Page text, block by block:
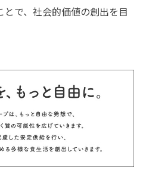
で、社会的価値の創出を目